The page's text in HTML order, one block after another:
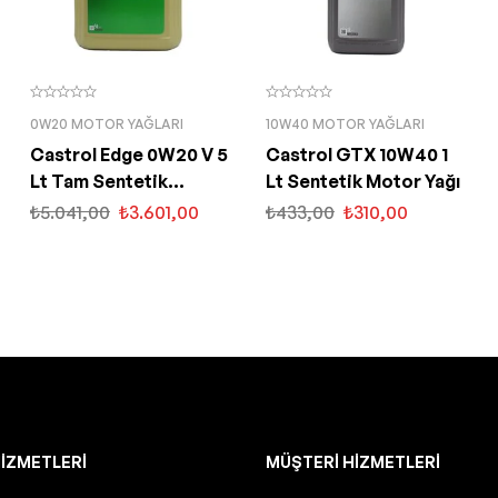
0W20 MOTOR YAĞLARI
Castrol Edge 0W20 V 5
Lt Tam Sentetik
Partiküllü Motor Yağı
₺5.041,00 ₺3.601,00
10W40 MOTOR YAĞLARI
Castrol GTX 10W40 1
Lt Sentetik Motor Yağı
₺433,00 ₺310,00
MÜŞTERI HIZMETLERI